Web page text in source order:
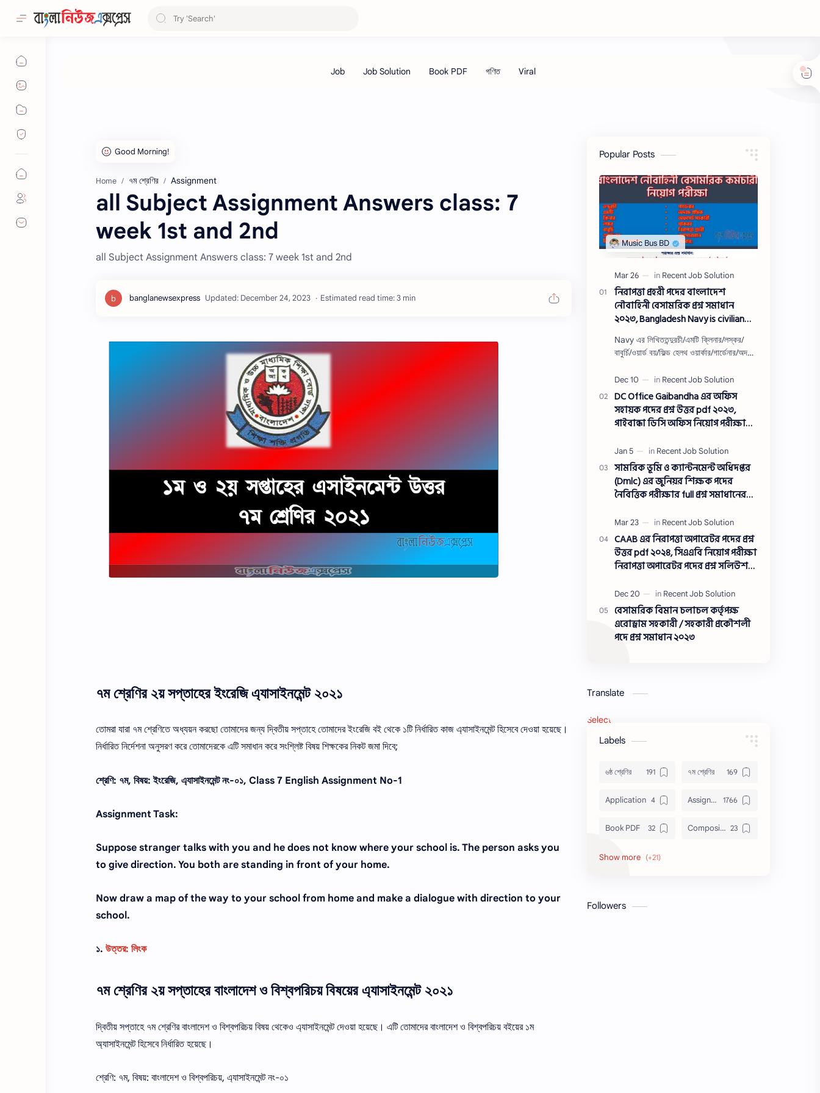
Home ৭ম শ্রেণির Assignment
all Subject Assignment Answers class: 7
week 1st and 2nd
all Subject Assignment Answers class: 7 week 1st and 2nd
Estimated read time: 3 min
৭ম শ্রেণির ২য় সপ্তাহের ইংরেজি এ্যাসাইনমেন্ট ২০২১
তোমরা যারা ৭ম শ্রেণিতে অধ্যয়ন করছো তোমাদের জন্য দ্বিতীয় সপ্তাহে তোমাদের ইংরেজি বই থেকে ১টি নির্ধারিত কাজ এ্যাসাইনমেন্ট হিসেবে দেওয়া হয়েছে।
নির্ধারিত নির্দেশনা অনুসরণ করে তোমাদেরকে এটি সমাধান করে সংশ্লিষ্ট বিষয় শিক্ষকের নিকট জমা দিবে;
শ্রেণি: ৭ম, বিষয়: ইংরেজি, এ্যাসাইনমেন্ট নং-০১, Class 7 English Assignment No-1
Assignment Task:
Suppose stranger talks with you and he does not know where your school is. The person asks you
to give direction. You both are standing in front of your home.
Now draw a map of the way to your school from home and make a dialogue with direction to your
school.
১. উত্তর: লিংক
৭ম শ্রেণির ২য় সপ্তাহের বাংলাদেশ ও বিশ্বপরিচয় বিষয়ের এ্যাসাইনমেন্ট ২০২১
দ্বিতীয় সপ্তাহে ৭ম শ্রেণির বাংলাদেশ ও বিশ্বপরিচয় বিষয় থেকেও এ্যাসাইনমেন্ট দেওয়া হয়েছে। এটি তোমাদের বাংলাদেশ ও বিশ্বপরিচয় বইয়ের ১ম
অ্যাসাইনমেন্ট হিসেবে নির্ধারিত হয়েছে।
শ্রেণি: ৭ম, বিষয়: বাংলাদেশ ও বিশ্বপরিচয়, এ্যাসাইনমেন্ট নং-০১
Popular Posts
নিরাপত্তা প্রহরী পদের বাংলাদেশ
নৌবাহিনী বেসামরিক প্রশ্ন সমাধান
২০২৩, Bangladesh Navy is civilian
Security guard post job exam
question solution 2023
Navy এর লিখিততন্দুরচী/এমটি ক্লিনার/লস্কর/
বাবুর্চি/ওয়ার্ড বয়/ফিল্ড হেলথ ওয়ার্কার/গার্ডেনার/অদক্ষ
ওয়াসারম্যা…
DC Office Gaibandha এর অফিস
সহায়ক পদের প্রশ্ন উত্তর pdf ২০২৩,
গাইবান্ধা ডিসি অফিস নিয়োগ পরীক্ষা
২০২৩
সামরিক ভূমি ও ক্যান্টনমেন্ট অধিদপ্তর
(Dmlc) এর জুনিয়র শিক্ষক পদের
নৈবিত্তিক পরীক্ষার full প্রশ্ন সমাধানের
question solution pdf 2023,সামরিক
ভূমি ও ক্যান্টনমেন্ট অধিদপ্তর প্রশ্ন
সমাধান ২০২৩
CAAB এর নিরাপত্তা অপারেটর পদের প্রশ্ন
উত্তর pdf ২০২৪, সিএএবি নিয়োগ পরীক্ষা
নিরাপত্তা অপারেটর পদের প্রশ্ন সলিউশন
বেসামরিক বিমান চলাচল কর্তৃপক্ষ
এরোড্রাম সহকারী / সহকারী প্রকৌশলী
পদে প্রশ্ন সমাধান ২০২৩
Translate
Select Language
Labels
৬ষ্ঠ শ্রেণির ৭ম শ্রেণির
Application Assignment
Book PDF Composition
Honors
Model Test
Followers